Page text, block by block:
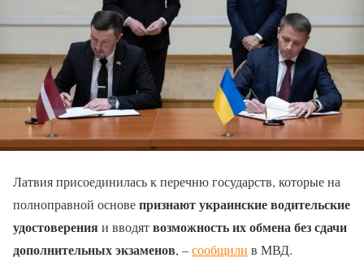
Латвия присоединилась к перечню государств, которые на
полноправной основепризнают украинские водительские
удостоверенияи вводятвозможность их обмена без сдачи
дополнительных экзаменов, –сообщили в МВД.